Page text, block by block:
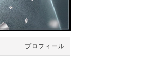
プロフィール